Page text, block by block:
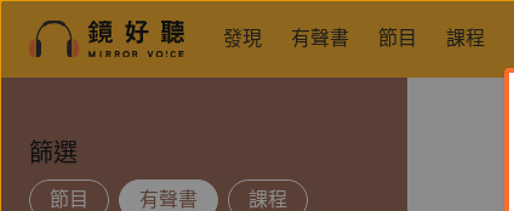
發現 有聲書 節目 課程
篩選
節目 有聲書 課程